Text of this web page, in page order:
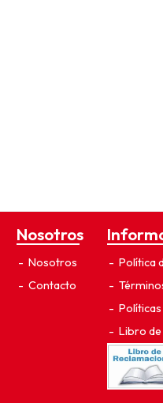
Nosotros
Nosotros
Contacto
Política
Libro